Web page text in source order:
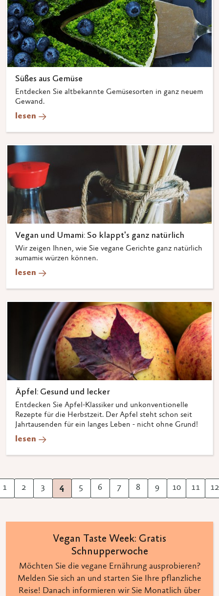
Süßes aus Gemüse
Entdecken Sie altbekannte Gemüsesorten in ganz neuem
Gewand.
lesen
Vegan und Umami: So klappt's ganz natürlich
Wir zeigen Ihnen, wie Sie vegane Gerichte ganz natürlich
»umami« würzen können.
lesen
Äpfel: Gesund und lecker
Entdecken Sie Apfel-Klassiker und unkonventionelle
Rezepte für die Herbstzeit. Der Apfel steht schon seit
Jahrtausenden für ein langes Leben - nicht ohne Grund!
lesen
1 2 3 4 5 6 7 8 9 10 11 12
Vegan Taste Week: Gratis
Schnupperwoche
Möchten Sie die vegane Ernährung ausprobieren?
Melden Sie sich an und starten Sie Ihre pflanzliche
Reise! Danach informieren wir Sie Monatlich über